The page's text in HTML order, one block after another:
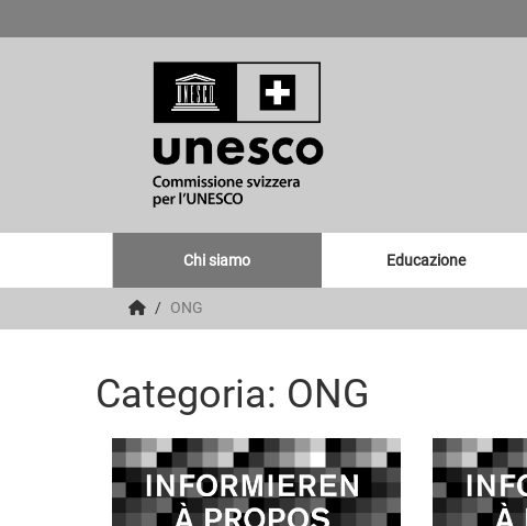
Chi siamo Educazione
ONG
Categoria: ONG